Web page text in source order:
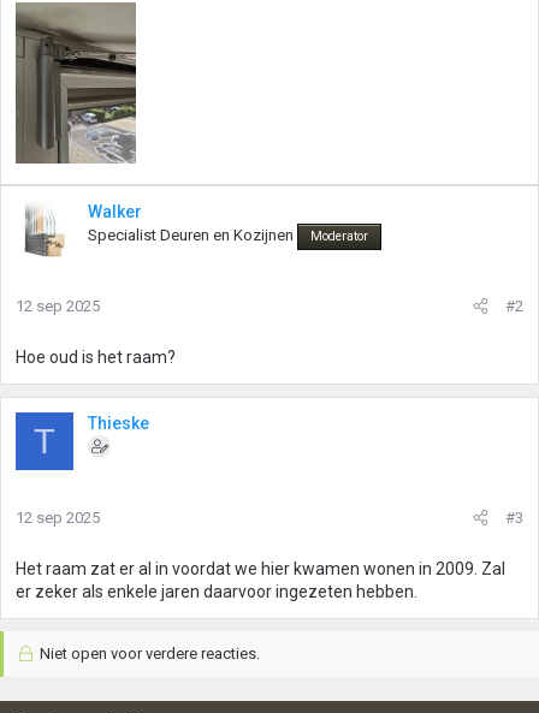
Walker
Specialist Deuren en Kozijnen Moderator
12 sep 2025 #2
Hoe oud is het raam?
T Thieske
12 sep 2025 #3
Het raam zat er al in voordat we hier kwamen wonen in 2009. Zal
er zeker als enkele jaren daarvoor ingezeten hebben.
Niet open voor verdere reacties.